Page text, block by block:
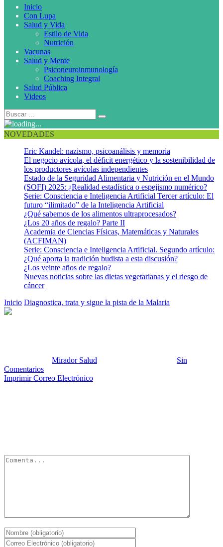
Inicio
Con Lupa
Salud y Vida
Estilo de Vida
Nutrición
Vacunas
Salud y Mente
Psiconeuroinmunología
Coaching Integral
Salud Pública
Videos
NOVEDADES
Eric Kandel: nazismo, psicoanálisis y memoria
El negocio avícola, el déficit energético y la sostenibilidad de
los productores avícolas independientes
Estado de la Seguridad Alimentaria y Nutrición en el Mundo
(SOFI) 2025: ¿Realidad estadística o espejismo numérico?
Serie: Consciencia e Inteligencia Artificial Tercer artículo: El
futuro “ilimitado” de la Inteligencia Artificial
¿Qué sabemos de los alimentos ultraprocesados?
¿Los 20 años de regalo? Parte II
Academia de Ciencias Físicas, Matemáticas y Naturales
(ACFIMAN)
Serie: Consciencia e Inteligencia Artificial. Segundo artículo:
¿Qué aporta la tradición budista a esta discusión?
¿Los veinte años de regalo?
Nuevas noticias sobre las dietas vegetarianas y el riesgo de
cáncer
Inicio Diagnostica, trata y sigue la pista de la Malaria
Mirador Salud
Sin
Comentarios
Imprimir Correo Electrónico